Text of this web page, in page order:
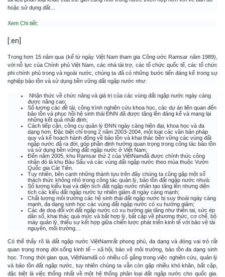
hoặc sử dụng đất…
Xem Chi tiết:
[:en]
Trong hơn 15 năm qua (kể từ ngày Việt Nam tham gia Công ước Ramsar năm 1989),
với nỗ lực của Chính phủ Việt Nam, các nhà tài trợ, các tổ chức quốc tế, các tổ chức
phi chính phủ trong và ngoài nước, chúng ta đã có những bước tiến đáng kể trong sự
nghiệp bảo tồn và sử dụng bền vững đất ngập nước như:
Nhận thức về chức năng và giá trị của các vùng đất ngập nước ngày càng
được nâng cao;
Số lượng các đề tài, công trình nghiên cứu khoa học, các dự án liên quan đến
bảo tồn và phục hồi hệ sinh thái ĐNN đã được tăng lên đáng kể và mang lại
những kết quả nhất định;
Cách tiếp cận, công cụ quản lý ĐNN ngày càng hiện đại, khoa học và đa
dạng hơn. Đặc biệt chỉ trong 2 năm 2003-2004, một loạt các văn bản pháp
quy và kế hoạch hành động về bảo tồn và khai thác bền vững các vùng đất
ngập nước đã ra đời, góp phần định hướng quan trọng trong công tác bảo tồn
và sử dụng bền vững đất ngập nước ở Việt Nam;
Đến năm 2005, khu Ramsar thứ 2 của ViệtNamđã được chính thức công
nhận đó là khu Bàu Sấu và các vùng đất ngập nước theo mùa thuộc Vườn
Quốc gia Cát Tiên.
Tuy nhiên, bên cạnh những thành tựu trên đây chúng ta cũng gặp một số
thách thức không nhỏ trong công tác quản lý, bảo tồn đất ngập nước nhưà:
Số lượng kiểu loại và diện tích đất ngập nước nhân tạo tăng lên nhưng diện
tích các kiểu đất ngập nước tự nhiên giảm đi ngày càng mạnh;
Chất lượng môi trường các hệ sinh thái đất ngập nước bị suy thoái ngày càng
mạnh, đa dạng sinh học các vùng đất ngập nước có xu hướng giảm;
Các đe doạ đối với đất ngập nước có xu hướng gia tăng như thiên tai, sức ép
dân số, khai thác quá mức và bất hợp lý, bất cập về phương thức, cơ chế, bộ
máy quản lý, thiếu sự kết hợp giữa chiến lược phát triển kinh tế với bảo vệ tài
nguyên, môi trường…
Có thể thấy rõ là đất ngập nước ViệtNamrất phong phú, đa dạng và đóng vai trò rất
quan trọng trong đời sống kinh tế – xã hội, bảo vệ môi trường, bảo tồn đa dạng sinh
học. Trong thời gian qua, ViệtNamđã có nhiều cố gắng trong việc nghiên cứu, quản lý
và bảo tồn đất ngập nước, tuy nhiên chúng ta vẫn còn gặp nhiều khó khăn, bất cập,
đặc biệt là việc thống nhất về một hệ thống phân loại đất ngập nước cho quốc gia.